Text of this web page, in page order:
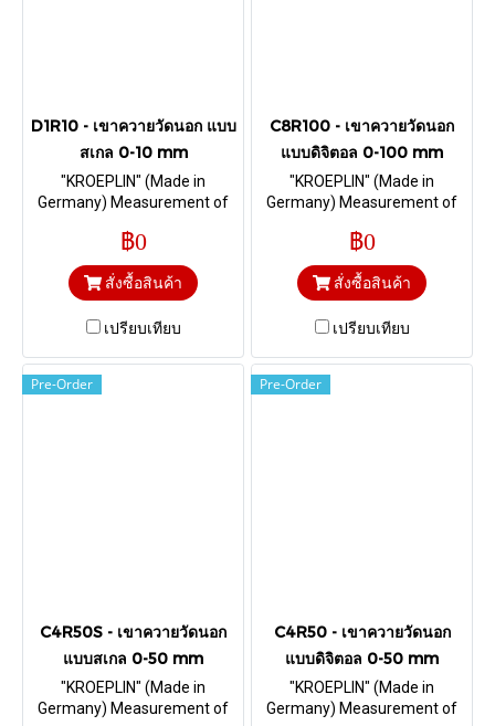
D1R10 - เขาควายวัดนอก แบบ
สเกล 0-10 mm
"KROEPLIN" (Made in
Germany) Measurement of
10 mm. & Depth 35 mm. Ball
Ø 1.5
฿0
สั่งซื้อสินค้า
เปรียบเทียบ
C8R100 - เขาควายวัดนอก
แบบดิจิตอล 0-100 mm
"KROEPLIN" (Made in
Germany) Measurement of
Range 0-100 mm. & Depth
382 mm. Ball Ø 5
฿0
สั่งซื้อสินค้า
เปรียบเทียบ
Pre-Order
C4R50S - เขาควายวัดนอก
แบบสเกล 0-50 mm
"KROEPLIN" (Made in
Germany) Measurement of
Pre-Order
C4R50 - เขาควายวัดนอก
แบบดิจิตอล 0-50 mm
"KROEPLIN" (Made in
Germany) Measurement of